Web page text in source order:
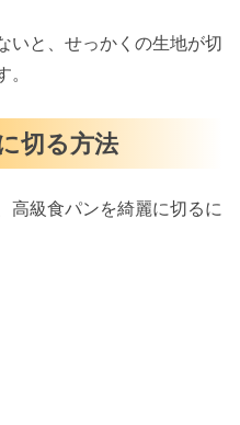
いと、せっかくの生地が切
切る方法
高級食パンを綺麗に切るに